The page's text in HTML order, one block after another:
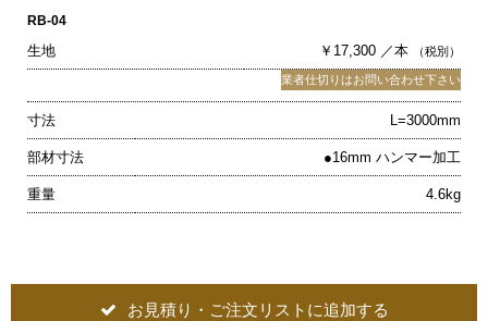
RB-04
生地 ￥17,300 ／本 （税別）
業者仕切りはお問い合わせ下さい
寸法 L=3000mm
部材寸法 ●16mm ハンマー加工
重量 4.6kg
お見積り・ご注文リストに追加する